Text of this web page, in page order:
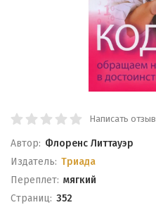
Написать отзыв
Автор: Флоренс Литтауэр
Издатель: Триада
Переплет: мягкий
Cтраниц: 352